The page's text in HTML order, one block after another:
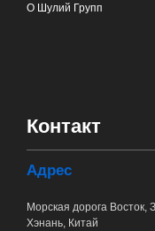
О Шулий Групп
Контакт
Адрес
Морская дорога Восток,
Хэнань, Китай